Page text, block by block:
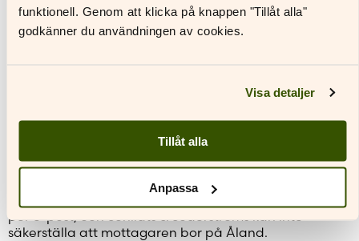
funktionell. Genom att klicka på knappen "Tillåt alla"
godkänner du användningen av cookies.
Visa detaljer
Tillåt alla
Anpassa
Om beställningen innehåller lagerförda böcker och
förhandsbeställda böcker levereras böckerna i två
Schildts & Söderströms uppmanar kunden att köpa
fysiska böcker i åländska bokhandlar.
Beställningar i vår webbutik inkluderar alltid
mervärdesskatt. Licensnycklar till digitala varor sänds
per e-post, och Schildts & Söderströms kan inte
säkerställa att mottagaren bor på Åland.